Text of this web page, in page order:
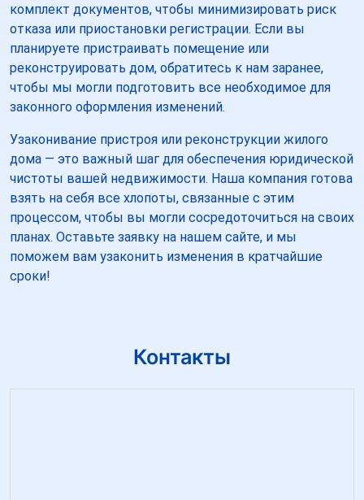
комплект документов, чтобы минимизировать риск
отказа или приостановки регистрации. Если вы
планируете пристраивать помещение или
реконструировать дом, обратитесь к нам заранее,
чтобы мы могли подготовить все необходимое для
законного оформления изменений.
Узаконивание пристроя или реконструкции жилого
дома — это важный шаг для обеспечения юридической
чистоты вашей недвижимости. Наша компания готова
взять на себя все хлопоты, связанные с этим
процессом, чтобы вы могли сосредоточиться на своих
планах. Оставьте заявку на нашем сайте, и мы
поможем вам узаконить изменения в кратчайшие
сроки!
Контакты